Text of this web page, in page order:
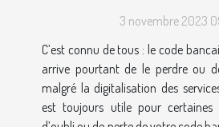
3 novembre 2023
C’est connu de tous : le code
arrive pourtant de le perdre ou
malgré la digitalisation des
est toujours utile pour certaines